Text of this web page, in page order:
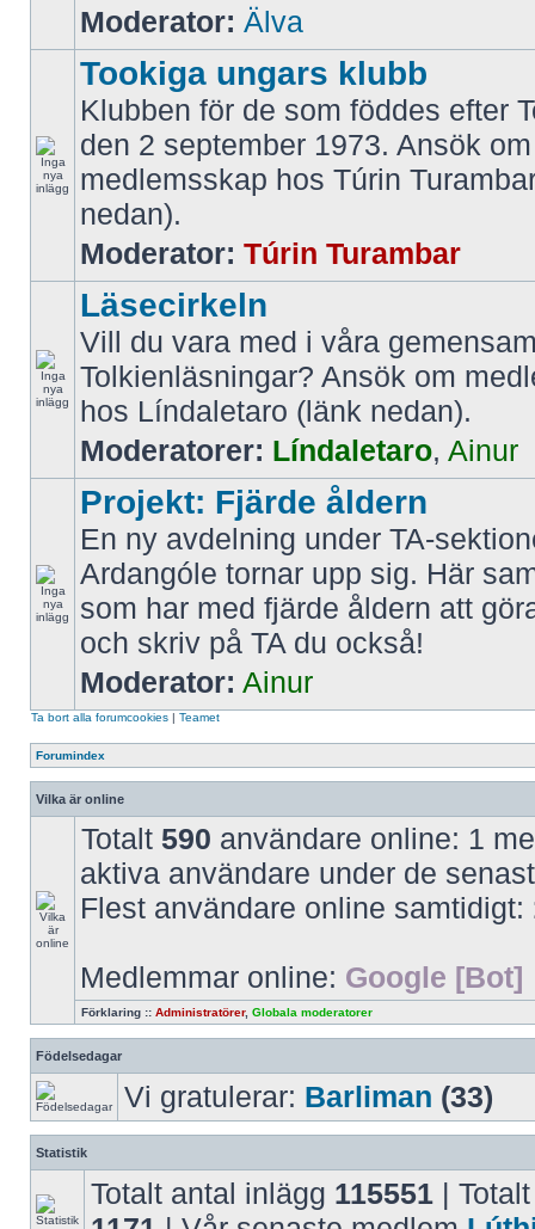
Moderator: Älva
Tookiga ungars klubb
Klubben för de som föddes efter
den 2 september 1973. Ansök om
medlemsskap hos Túrin
nedan).
Moderator: Túrin Turambar
Läsecirkeln
Vill du vara med i våra
Tolkienläsningar? Ansök om
hos Líndaletaro (länk nedan).
Moderatorer: Líndaletaro, Ainur
Projekt: Fjärde åldern
En ny avdelning under TA-
Ardangóle tornar upp sig. Här
som har med fjärde åldern att
och skriv på TA du också!
Moderator: Ainur
Ta bort alla forumcookies | Teamet
Forumindex
Vilka är online
Totalt 590 användare online: 1
aktiva användare under de
Flest användare online samtidigt:
Medlemmar online: Google [Bot]
Förklaring :: Administratörer, Globala moderatorer
Födelsedagar
Vi gratulerar: Barliman (33)
Statistik
Totalt antal inlägg 115551 |